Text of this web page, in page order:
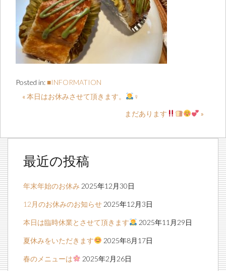
Posted in:■INFORMATION
« 本日はお休みさせて頂きます。
‍♀️
まだあります
»
最近の投稿
年末年始のお休み 2025年12月30日
12月のお休みのお知らせ 2025年12月3日
本日は臨時休業とさせて頂きます 2025年11月29日
夏休みをいただきます 2025年8月17日
春のメニューは 2025年2月26日